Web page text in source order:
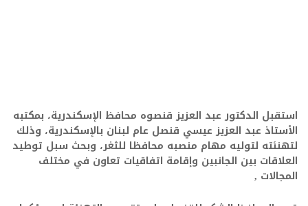
استقبل الدكتور عبد العزيز قنصوه محافظ الإسكندرية، بمكتبه
الأستاذ عبد العزيز عيسي قنصل عام لبنان بالإسكندرية، وذلك
لتهنئته لتوليه مهام منصبه محافظا للثغر، وبحث سبل توطيد
العلاقات بين الجانبين وإقامة اتفاقيات تعاون في مختلف
المجالات ,